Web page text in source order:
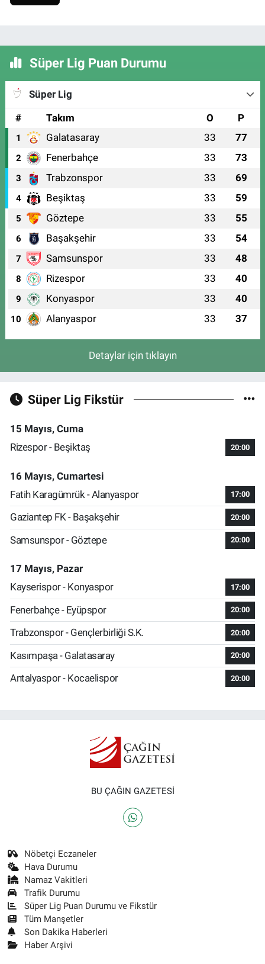
Süper Lig Puan Durumu
Süper Lig
#
Takım O P
1 Galatasaray 33 77
2 Fenerbahçe 33 73
3 Trabzonspor 33 69
4 Beşiktaş 33 59
5 Göztepe 33 55
6 Başakşehir 33 54
7 Samsunspor 33 48
8 Rizespor 33 40
9 Konyaspor 33 40
10 Alanyaspor 33 37
Detaylar için tıklayın
Süper Lig Fikstür
15 Mayıs, Cuma
Rizespor - Beşiktaş
20:00
16 Mayıs, Cumartesi
Fatih Karagümrük - Alanyaspor
17:00
Gaziantep FK - Başakşehir 20:00
Samsunspor - Göztepe 20:00
17 Mayıs, Pazar
Kayserispor - Konyaspor
17:00
Fenerbahçe - Eyüpspor 20:00
Trabzonspor - Gençlerbirliği S.K. 20:00
Kasımpaşa - Galatasaray 20:00
Antalyaspor - Kocaelispor 20:00
BU ÇAĞIN GAZETESİ
Nöbetçi Eczaneler
Hava Durumu
Namaz Vakitleri
Trafik Durumu
Süper Lig Puan Durumu ve Fikstür
Tüm Manşetler
Son Dakika Haberleri
Haber Arşivi